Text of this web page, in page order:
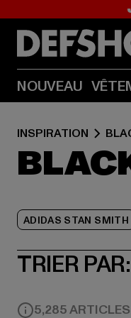
NOUVEAU
INSPIRATION
ADIDAS STAN SMITH
TRIER PAR:
5,285 ARTICLES